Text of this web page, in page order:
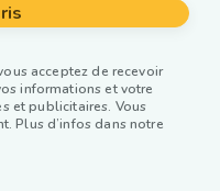
acceptez de recevoir
informations et votre
et publicitaires. Vous
Plus d’infos dans notre